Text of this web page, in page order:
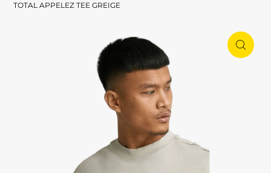
TOTAL APPELEZ TEE GREIGE